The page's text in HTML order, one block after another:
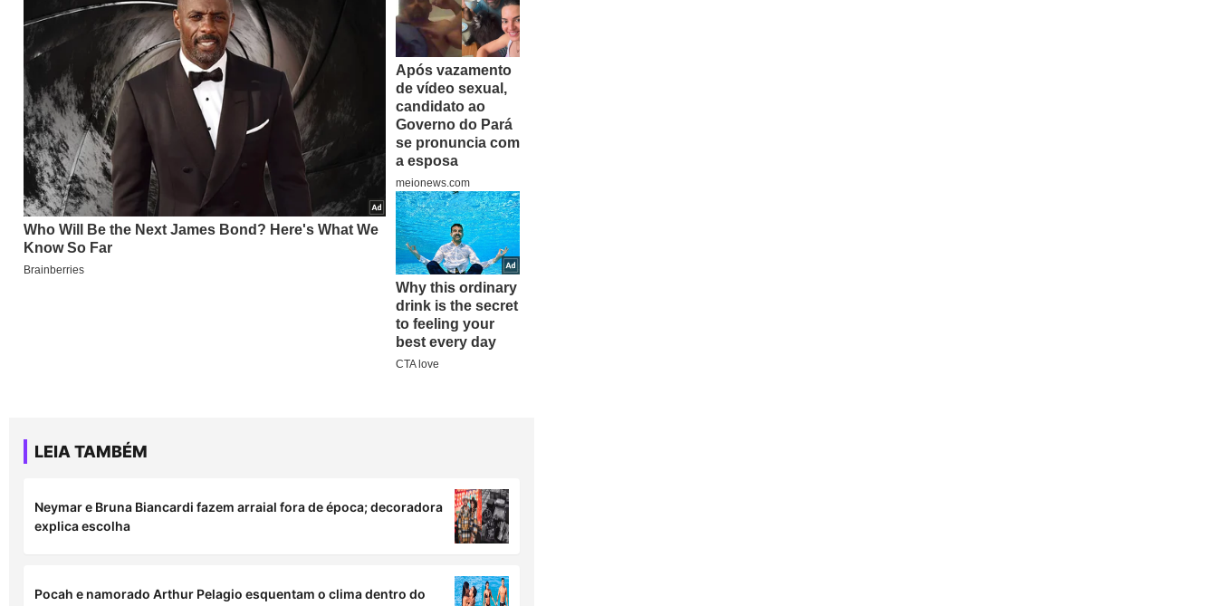
LEIA TAMBÉM
Neymar e Bruna Biancardi fazem arraial fora de época; decoradora
explica escolha
Pocah e namorado Arthur Pelagio esquentam o clima dentro do